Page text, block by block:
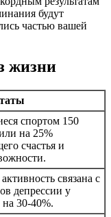
будут
частью вашей
жизни
спортом 150
на 25%
счастья и
связана с
депрессии у
30-40%.